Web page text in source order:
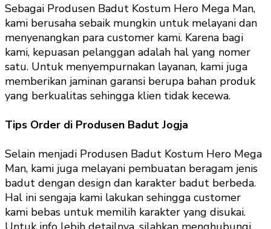
Sebagai Produsen Badut Kostum Hero Mega Man,
kami berusaha sebaik mungkin untuk melayani dan
menyenangkan para customer kami. Karena bagi
kami, kepuasan pelanggan adalah hal yang nomer
satu. Untuk menyempurnakan layanan, kami juga
memberikan jaminan garansi berupa bahan produk
yang berkualitas sehingga klien tidak kecewa.
Tips Order di Produsen Badut Jogja
Selain menjadi Produsen Badut Kostum Hero Mega
Man, kami juga melayani pembuatan beragam jenis
badut dengan design dan karakter badut berbeda.
Hal ini sengaja kami lakukan sehingga customer
kami bebas untuk memilih karakter yang disukai.